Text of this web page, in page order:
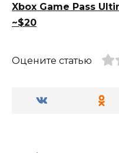
Xbox Game Pass
~$20
Оцените статью